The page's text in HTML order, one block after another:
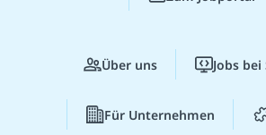
Über uns Jobs
Für Unternehmen